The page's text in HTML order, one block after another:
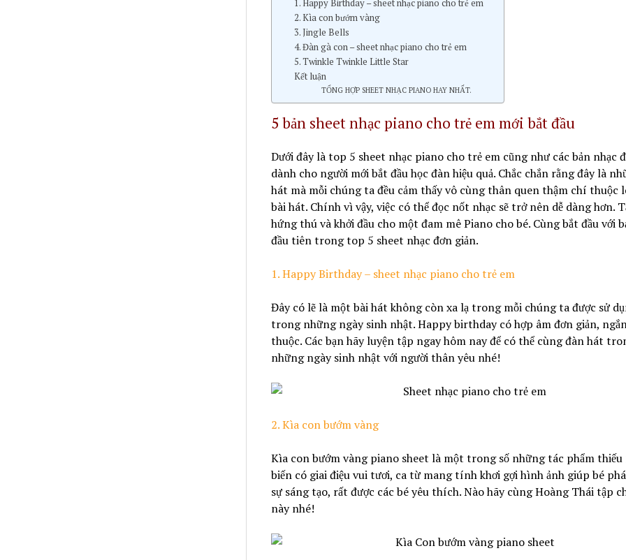
1. Happy Birthday – sheet nhạc piano cho trẻ em
2. Kìa con bướm vàng
3. Jingle Bells
4. Đàn gà con – sheet nhạc piano cho trẻ em
5. Twinkle Twinkle Little Star
Kết luận
TỔNG HỢP SHEET NHẠC PIANO HAY NHẤT.
5 bản sheet nhạc piano cho trẻ em mới bắt đầu
Dưới đây là top 5 sheet nhạc piano cho trẻ emcũng như các bản nhạc
dành cho người mới bắt đầu học đàn hiệu quả. Chắc chắn rằng đây là
hát mà mỗi chúng ta đều cảm thấy vô cùng thân quen thậm chí thuộc
bài hát. Chính vì vậy, việc có thể đọc nốt nhạc sẽ trở nên dễ dàng hơn.
hứng thú và khởi đầu cho một đam mê Piano cho bé. Cùng bắt đầu với
đầu tiên trong top 5 sheet nhạc đơn giản.
1. Happy Birthday – sheet nhạc piano cho trẻ em
Đây có lẽ là một bài hát không còn xa lạ trong mỗi chúng ta được sử
trong những ngày sinh nhật. Happy birthday có hợp âm đơn giản,
thuộc. Các bạn hãy luyện tập ngay hôm nay để có thể cùng đàn hát
những ngày sinh nhật với người thân yêu nhé!
2. Kìa con bướm vàng
Kìa con bướm vàng piano sheet là một trong số những tác phẩm thiếu
biến có giai điệu vui tươi, ca từ mang tính khơi gợi hình ảnh giúp bé
sự sáng tạo, rất được các bé yêu thích. Nào hãy cùng Hoàng Thái tập
này nhé!